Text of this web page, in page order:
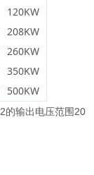
120KW
208KW
260KW
350KW
500KW
的输出电压范围20